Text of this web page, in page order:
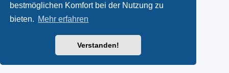
bestmöglichen Komfort bei der Nutzung zu
bieten. Mehr erfahren
Verstanden!